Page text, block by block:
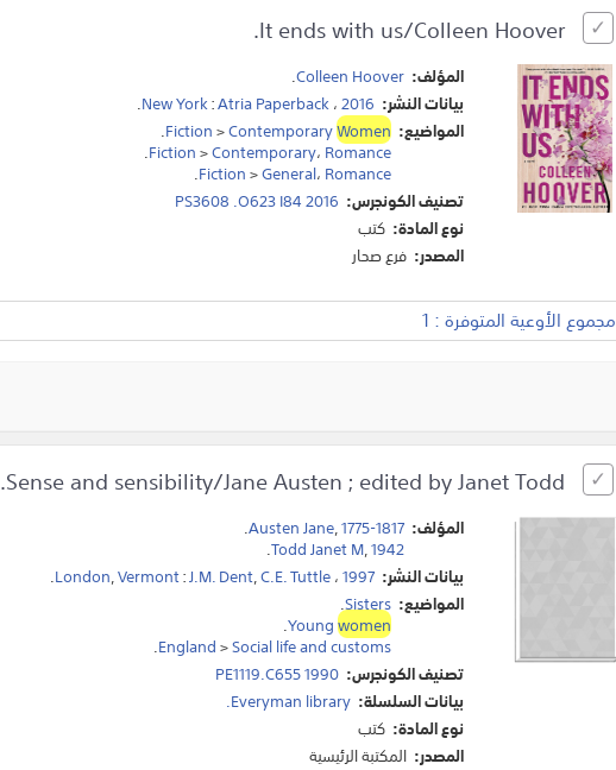
It ends with us/Colleen Hoover.
المؤلف: Colleen Hoover
.
بيانات النشر:
New York:Atria Paperback،2016
.
المواضيع:
Fiction>ContemporaryWomen
.
Fiction>Contemporary، Romance
.
Fiction>General، Romance
.
تصنيف الكونجرس: PS3608 .O623 I84 2016
نوع المادة: كتب
المصدر: فرع صحار
مجموع الأوعية المتوفرة : 1
المؤلف: Austen Jane,1775-1817
.
Todd Janet M,1942
.
بيانات النشر:
London,Vermont:J.M. Dent,C.E. Tuttle،1997
.
المواضيع: Sisters
.
Youngwomen
.
England>Social life and customs
.
تصنيف الكونجرس: PE1119.C655 1990
بيانات السلسلة: Everyman library.
نوع المادة: كتب
المصدر: المكتبة الرئيسية